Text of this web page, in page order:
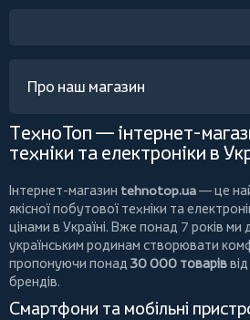
Про наш магазин
ТехноТоп — інтернет-
техніки та електроніки в
Інтернет-магазин tehnotop.ua— це
якісної побутової техніки та
цінами в Україні. Вже понад 7 років
українським родинам створювати
пропонуючи понад 30 000 товарів
брендів.
Смартфони та мобільні